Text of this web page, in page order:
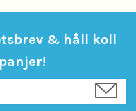
& håll koll